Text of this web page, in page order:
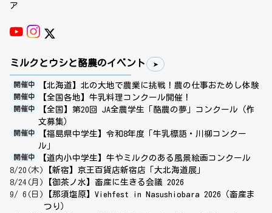
ア
ミルクとウシと酪農のイベント
開催中 【北海道】北の大地で農業に挑戦！農の仕事おためし体験
開催中 【全国各地】牛乳料理コンクール開催！
開催中
【全国】第20回 JA全農学生「酪農の夢」コンクール（作
文募集）
開催中
【福島県中学生】令和8年度「牛乳標語・川柳コンクー
ル」
開催中
【道内小中学生】牛やミルクのある風景絵画コンクール
8/20(木)
【新宿】京王百貨店新宿店「大北海道展」
8/24(月)
【御茶ノ水】畜産に生きる会議 2026
9/ 6(日)
【那須塩原】Viehfest in Nasushiobara 2026（畜産ま
つり）